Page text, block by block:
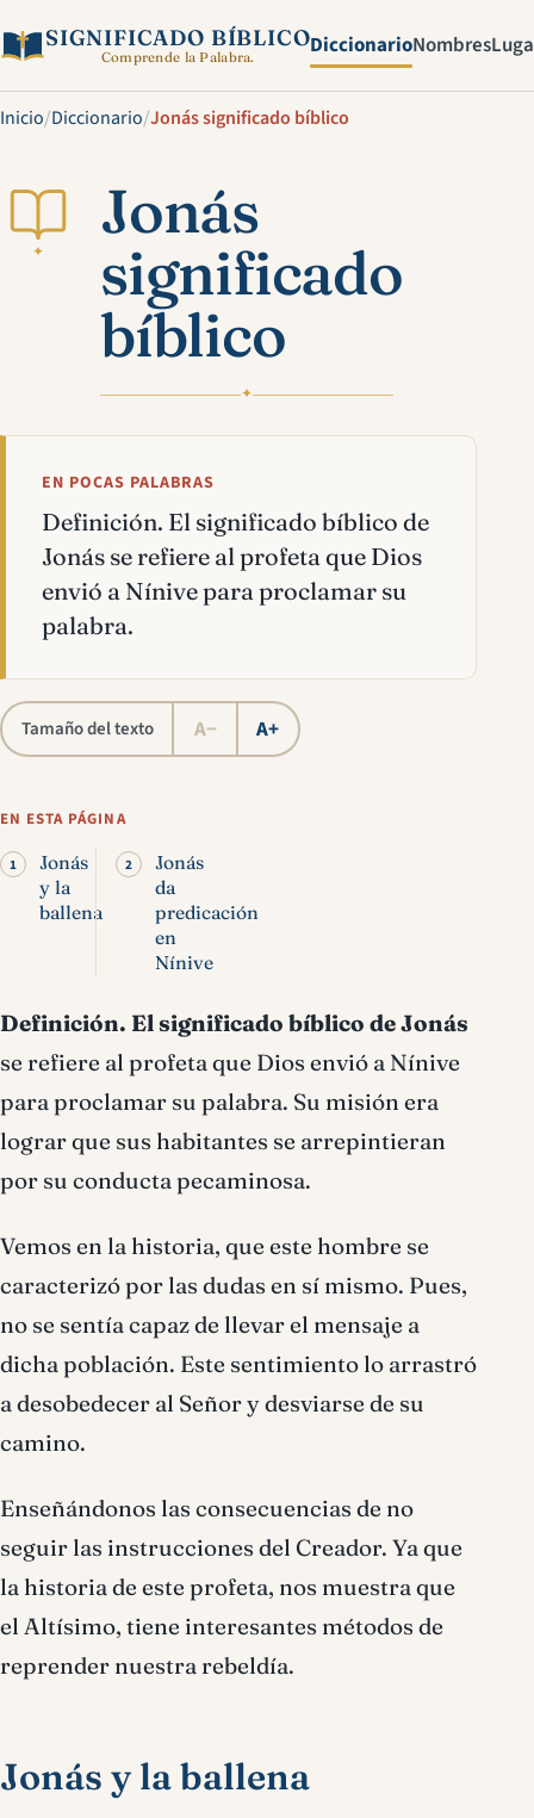
SIGNIFICADO BÍBLICO
Comprende la Palabra. DiccionarioNombres
Inicio/Diccionario/Jonás significado bíblico
✦
Jonás
significado
bíblico
✦
EN POCAS PALABRAS
Definición. El significado bíblico de
Jonás se refiere al profeta que Dios
envió a Nínive para proclamar su
palabra.
Tamaño del texto A− A+
EN ESTA PÁGINA
Jonás
y la
ballena
Jonás
da
predicación
en
Nínive
Definición. El significado bíblico de Jonás
se refiere al profeta que Dios envió a Nínive
para proclamar su palabra. Su misión era
lograr que sus habitantes se arrepintieran
por su conducta pecaminosa.
Vemos en la historia, que este hombre se
caracterizó por las dudas en sí mismo. Pues,
no se sentía capaz de llevar el mensaje a
dicha población. Este sentimiento lo arrastró
a desobedecer al Señor y desviarse de su
camino.
Enseñándonos las consecuencias de no
seguir las instrucciones del Creador. Ya que
la historia de este profeta, nos muestra que
el Altísimo, tiene interesantes métodos de
reprender nuestra rebeldía.
Jonás y la ballena